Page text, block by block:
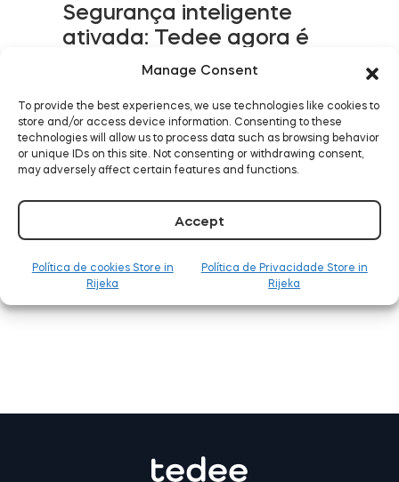
Manage Consent
To provide the best experiences, we use technologies like cookies to
store and/or access device information. Consenting to these
technologies will allow us to process data such as browsing behavior
or unique IDs on this site. Not consenting or withdrawing consent,
may adversely affect certain features and functions.
Accept
Política de cookies Store in
Rijeka
Política de Privacidade Store in
Rijeka
Tedee GO2
Segurança inteligente
ativada: Tedee agora é
compatível com o
LEIA MAIS
Tedee já funciona com o
LEIA MAIS